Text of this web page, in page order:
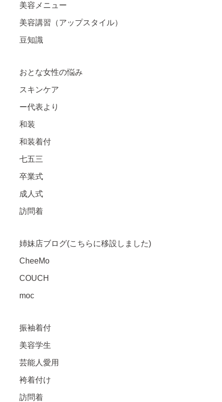
美容メニュー
美容講習（アップスタイル）
豆知識
おとな女性の悩み
スキンケア
ー代表より
和装
和装着付
七五三
卒業式
成人式
訪問着
姉妹店ブログ(こちらに移設しました)
CheeMo
COUCH
moc
振袖着付
美容学生
芸能人愛用
袴着付け
訪問着